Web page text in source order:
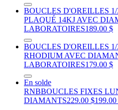
BOUCLES D'OREILLES
PLAQUÉ 14KJ AVEC
LABORATOIRES189.00 $
BOUCLES D'OREILLES
RHODIUM AVEC
LABORATOIRES179.00 $
En solde
RNBBOUCLES FIXES
DIAMANTS229.00 $199.00